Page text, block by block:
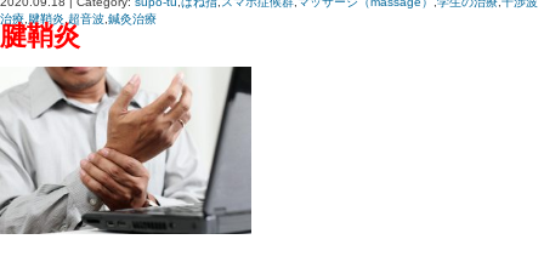
Blog記事一覧>supo-tu, ばね指
炎,超音波 鍼灸治療> 腱鞘炎について ☎03-3555-7600 東京都中
整骨院
腱鞘炎について ☎03-3555-7600 東京都中央区八丁堀サンメディカル鍼灸整骨院
2020.09.18 | Category:supo-tu
治療,腱鞘炎,超音波,鍼灸治療